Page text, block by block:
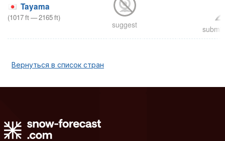
Tayama
(1017ft—2165ft)
suggest
Вернуться в список стран